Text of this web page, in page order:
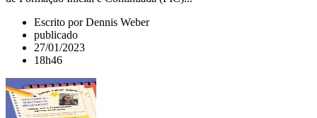
Escrito por Dennis Weber
publicado
27/01/2023
18h46